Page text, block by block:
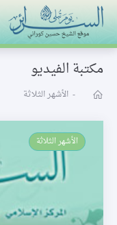
مكتبة الفيديو
- الأشهر الثلاثة
الأشهر الثلاثة